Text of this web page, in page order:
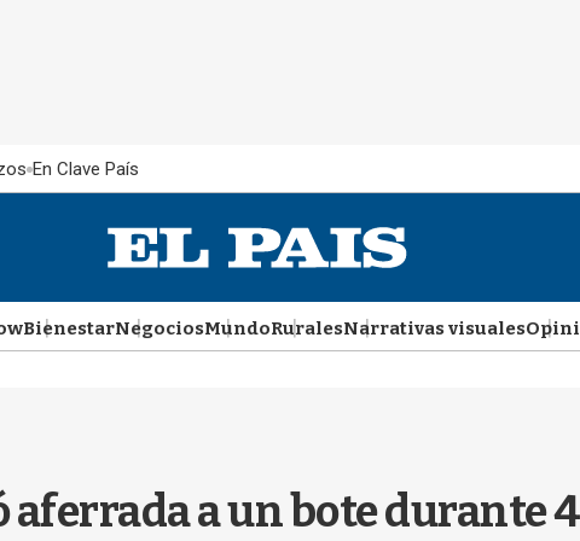
En Clave País
BienestarNegociosMundoRuralesNarrativas visuales
a un bote durante